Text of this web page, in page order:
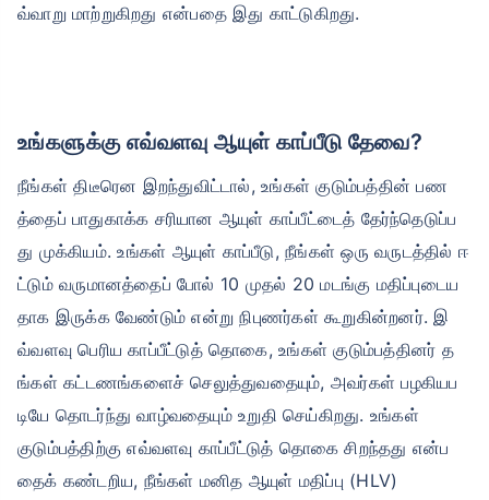
வ்வாறு மாற்றுகிறது என்பதை இது காட்டுகிறது.
உங்களுக்கு எவ்வளவு ஆயுள் காப்பீடு தேவை?
நீங்கள் திடீரென இறந்துவிட்டால், உங்கள் குடும்பத்தின் பண
த்தைப் பாதுகாக்க சரியான ஆயுள் காப்பீட்டைத் தேர்ந்தெடுப்ப
து முக்கியம். உங்கள் ஆயுள் காப்பீடு, நீங்கள் ஒரு வருடத்தில் ஈ
ட்டும் வருமானத்தைப் போல் 10 முதல் 20 மடங்கு மதிப்புடைய
தாக இருக்க வேண்டும் என்று நிபுணர்கள் கூறுகின்றனர். இ
வ்வளவு பெரிய காப்பீட்டுத் தொகை, உங்கள் குடும்பத்தினர் த
ங்கள் கட்டணங்களைச் செலுத்துவதையும், அவர்கள் பழகியப
டியே தொடர்ந்து வாழ்வதையும் உறுதி செய்கிறது. உங்கள்
குடும்பத்திற்கு எவ்வளவு காப்பீட்டுத் தொகை சிறந்தது என்ப
தைக் கண்டறிய, நீங்கள் மனித ஆயுள் மதிப்பு (HLV)